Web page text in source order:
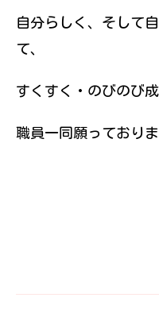
自分らしく、そして
て、
すくすく・のびのび
職員一同願ってお